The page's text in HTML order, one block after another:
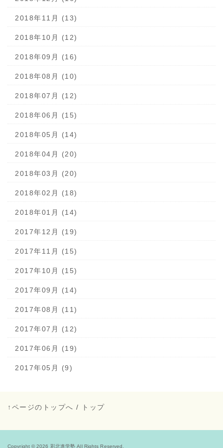
2018年11月 (13)
2018年10月 (12)
2018年09月 (16)
2018年08月 (10)
2018年07月 (12)
2018年06月 (15)
2018年05月 (14)
2018年04月 (20)
2018年03月 (20)
2018年02月 (18)
2018年01月 (14)
2017年12月 (19)
2017年11月 (15)
2017年10月 (15)
2017年09月 (14)
2017年08月 (11)
2017年07月 (12)
2017年06月 (19)
2017年05月 (9)
↑ページのトップへ / トップ
Copyright © 2026 彩北進学塾 All Rights Reserved.